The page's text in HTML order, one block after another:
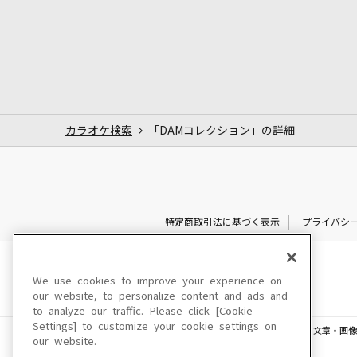
カラオケ検索 「DAMコレクション」の詳細
特定商取引法に基づく表示 プライバシ
このサイトに掲載されている一切の文章・画
We use cookies to improve your experience on
our website, to personalize content and ads and
to analyze our traffic. Please click [Cookie
Settings] to customize your cookie settings on
our website.